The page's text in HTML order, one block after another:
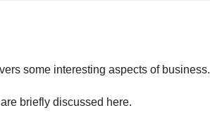
some interesting aspects of business.
briefly discussed here.